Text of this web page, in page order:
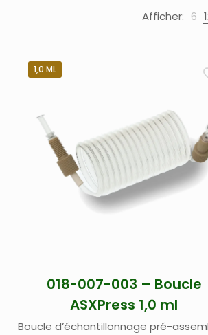
Afficher: 6
1,0 ML
018-007-003 – Boucle
ASXPress 1,0 ml
Boucle d’échantillonnage pré-